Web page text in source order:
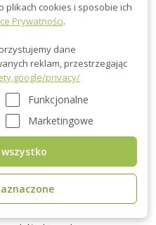
w bezpiecznym
domków o konstrukcji
więc możesz stworzyć
Drewno doskonale
do projektowania
jest ekologiczny i szczelny.
specjalne materiały
z zaawansowanych
plikach cookies i sposobie ich
Prywatności.
dane
reklam, przestrzegając
privacy/
Funkcjonalne
Marketingowe